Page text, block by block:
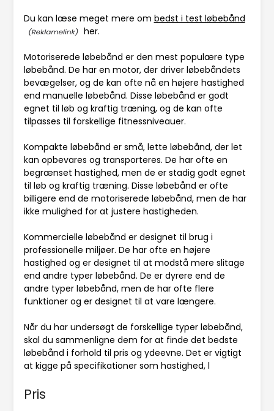
Du kan læse meget mere om bedst i test løbebånd
her.
Motoriserede løbebånd er den mest populære type
løbebånd. De har en motor, der driver løbebåndets
bevægelser, og de kan ofte nå en højere hastighed
end manuelle løbebånd. Disse løbebånd er godt
egnet til løb og kraftig træning, og de kan ofte
tilpasses til forskellige fitnessniveauer.
Kompakte løbebånd er små, lette løbebånd, der let
kan opbevares og transporteres. De har ofte en
begrænset hastighed, men de er stadig godt egnet
til løb og kraftig træning. Disse løbebånd er ofte
billigere end de motoriserede løbebånd, men de har
ikke mulighed for at justere hastigheden.
Kommercielle løbebånd er designet til brug i
professionelle miljøer. De har ofte en højere
hastighed og er designet til at modstå mere slitage
end andre typer løbebånd. De er dyrere end de
andre typer løbebånd, men de har ofte flere
funktioner og er designet til at vare længere.
Når du har undersøgt de forskellige typer løbebånd,
skal du sammenligne dem for at finde det bedste
løbebånd i forhold til pris og ydeevne. Det er vigtigt
at kigge på specifikationer som hastighed, l
Pris